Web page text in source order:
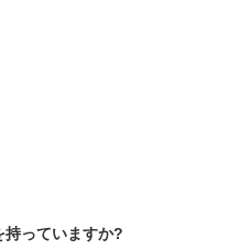
持っていますか?